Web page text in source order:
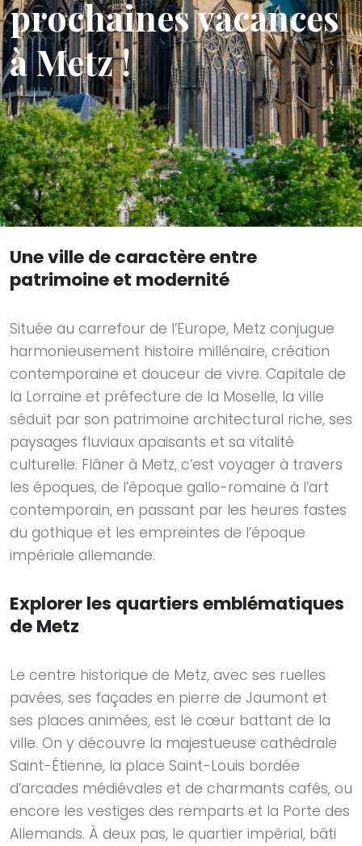
prochaines vacances
à Metz !
Une ville de caractère entre
patrimoine et modernité
Située au carrefour de l’Europe, Metz conjugue
harmonieusement histoire millénaire, création
contemporaine et douceur de vivre. Capitale de
la Lorraine et préfecture de la Moselle, la ville
séduit par son patrimoine architectural riche, ses
paysages fluviaux apaisants et sa vitalité
culturelle. Flâner à Metz, c’est voyager à travers
les époques, de l’époque gallo-romaine à l’art
contemporain, en passant par les heures fastes
du gothique et les empreintes de l’époque
impériale allemande.
Explorer les quartiers emblématiques
de Metz
Le centre historique de Metz, avec ses ruelles
pavées, ses façades en pierre de Jaumont et
ses places animées, est le cœur battant de la
ville. On y découvre la majestueuse cathédrale
Saint-Étienne, la place Saint-Louis bordée
d’arcades médiévales et de charmants cafés, ou
encore les vestiges des remparts et la Porte des
Allemands. À deux pas, le quartier impérial, bâti